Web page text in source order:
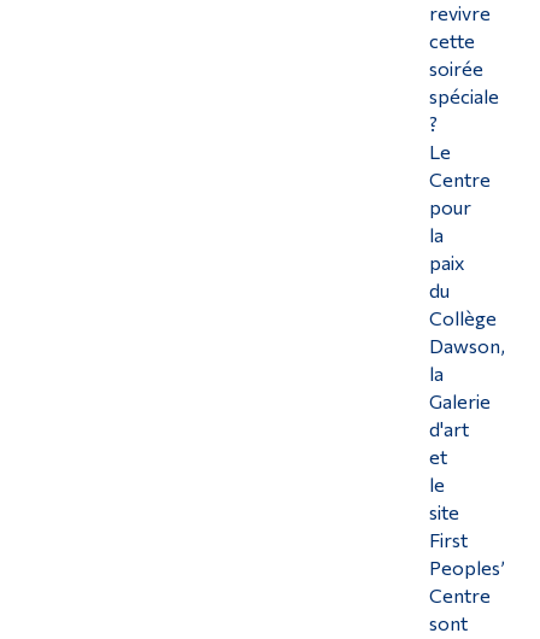
revivre
cette
soirée
spéciale
?
Le
Centre
pour
la
paix
du
Collège
Dawson,
la
Galerie
d'art
et
le
site
First
Peoples’
Centre
sont